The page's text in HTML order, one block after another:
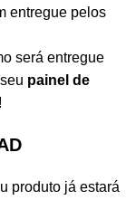
entregue pelos
será entregue
painel de
produto já estará